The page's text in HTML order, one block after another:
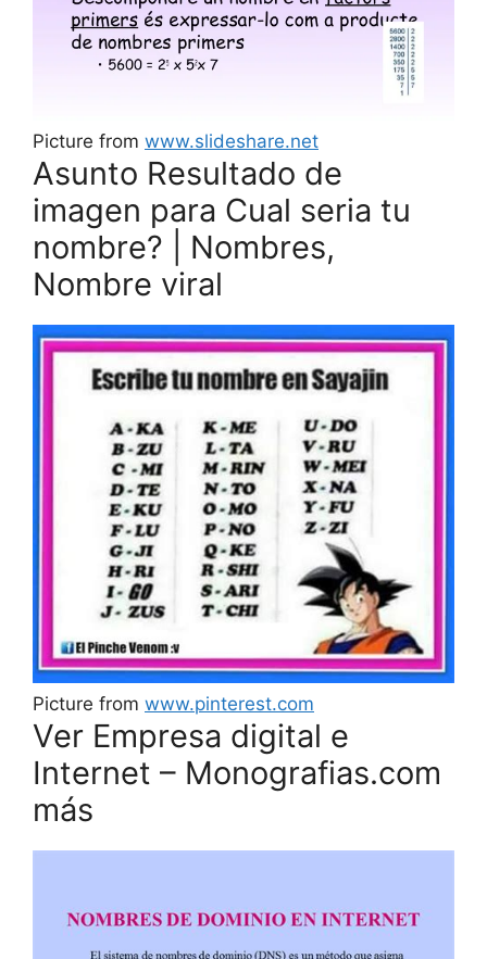
Picture from www.slideshare.net
Asunto Resultado de
imagen para Cual seria tu
nombre? | Nombres,
Nombre viral
Picture from www.pinterest.com
Ver Empresa digital e
Internet – Monografias.com
más